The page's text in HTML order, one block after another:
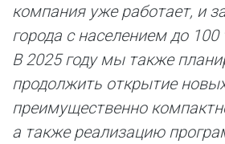
компания уже работает, и
города с населением до 100
В 2025 году мы также
продолжить открытие
преимущественно
а также реализацию